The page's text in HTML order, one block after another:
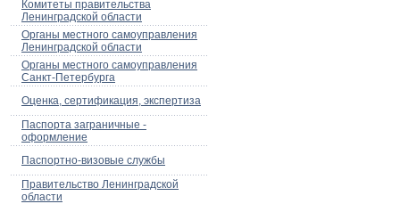
Комитеты правительства
Ленинградской области
Органы местного самоуправления
Ленинградской области
Органы местного самоуправления
Санкт-Петербурга
Оценка, сертификация, экспертиза
Паспорта заграничные -
оформление
Паспортно-визовые службы
Правительство Ленинградской
области